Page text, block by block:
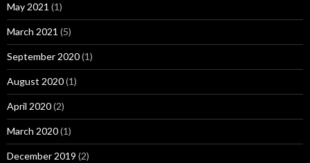
May 2021 (1)
March 2021 (5)
September 2020(1)
August 2020(1)
April 2020(2)
March 2020(1)
December 2019 (2)